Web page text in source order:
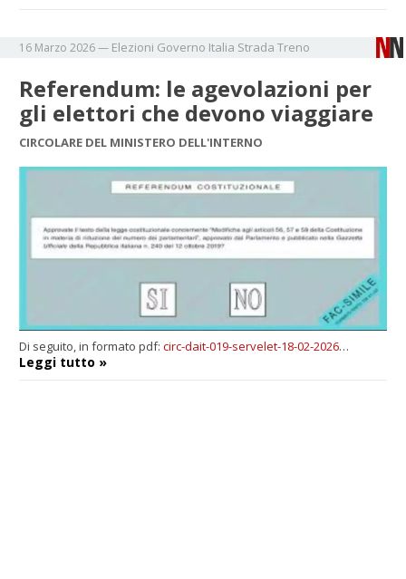
16 Marzo 2026— Elezioni Governo Italia Strada Treno
Referendum: le agevolazioni per
gli elettori che devono viaggiare
CIRCOLARE DEL MINISTERO DELL'INTERNO
Di seguito, in formato pdf:circ-dait-019-servelet-18-02-2026…
Leggi tutto »